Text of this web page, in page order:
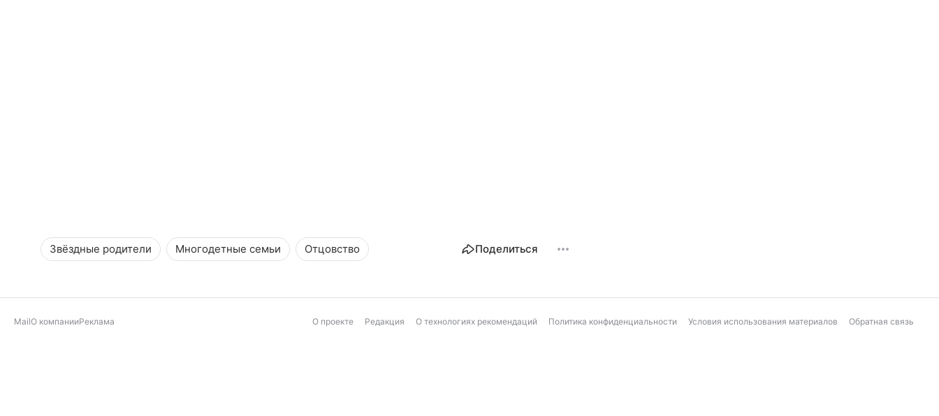
Звёздные родители Многодетные семьи Отцовство Поделиться
MailО компанииРеклама О проекте Редакция О технологиях рекомендаций Политика конфиденциальности Условия использования материалов Обратная связь